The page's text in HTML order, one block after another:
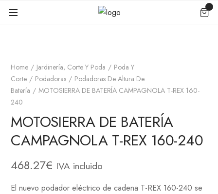
Home Jardinería, Corte Y Poda
Poda Y
Corte
Podadoras
Podadoras De Altura De
Batería
MOTOSIERRA DE BATERÍA CAMPAGNOLA T-REX 160-
240
MOTOSIERRA DE BATERÍA
CAMPAGNOLA T-REX 160-240
468.27€ IVA incluido
El nuevo podador eléctrico de cadena T-REX 160-240 se